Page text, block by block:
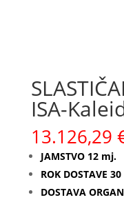
ISA-
13.126,29
JAMSTVO 12 mj.
ROK DOSTAVE
DOSTAVA